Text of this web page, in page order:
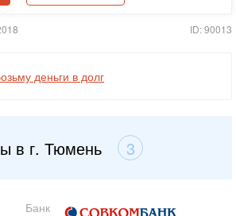
ID: 90013
деньги в долг
в г. Тюмень 3
Банк